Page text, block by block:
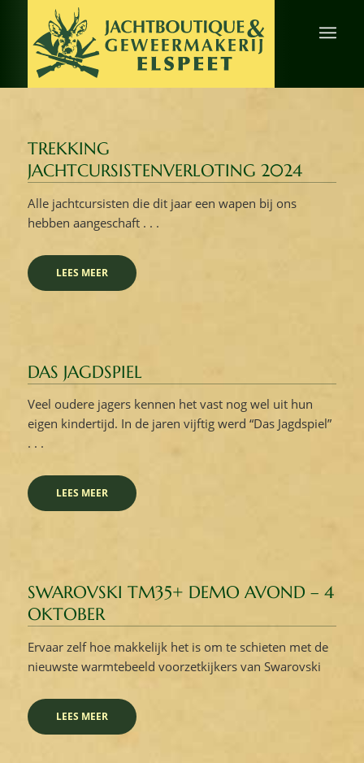
TREKKING
JACHTCURSISTENVERLOTING 2024
Alle jachtcursisten die dit jaar een wapen bij ons
hebben aangeschaft . . .
LEES MEER
DAS JAGDSPIEL
Veel oudere jagers kennen het vast nog wel uit hun
eigen kindertijd. In de jaren vijftig werd “Das Jagdspiel”
. . .
LEES MEER
SWAROVSKI TM35+ DEMO AVOND – 4
OKTOBER
Ervaar zelf hoe makkelijk het is om te schieten met de
nieuwste warmtebeeld voorzetkijkers van Swarovski
LEES MEER